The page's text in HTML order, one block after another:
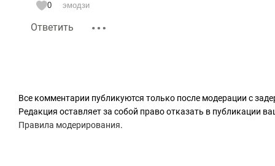
0 эмодзи
Ответить
Все комментарии публикуются только после модерации с
Редакция оставляет за собой право отказать в публикации
Правила модерирования.